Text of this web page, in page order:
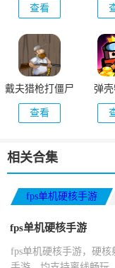
查看
戴夫猎枪打僵尸
(DaifuRushByMutangM)
查看
弹
相关合集
fps单机硬核手游
fps单机硬核手游
fps单机硬核手游，硬